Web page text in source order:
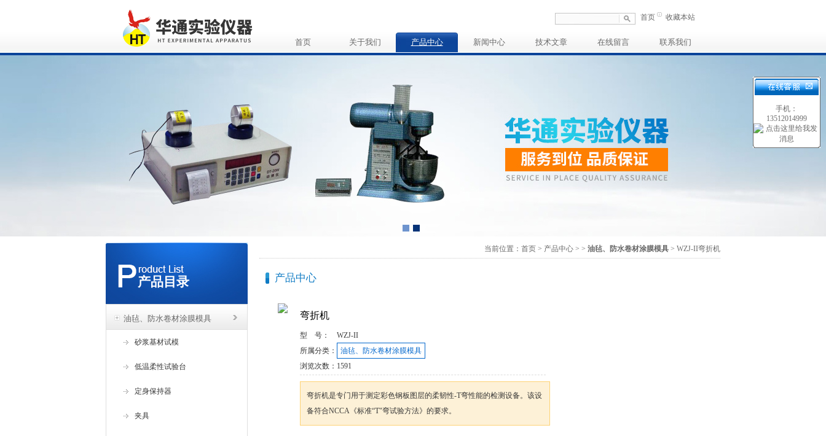
首页 收藏本站
首页 关于我们 产品中心 新闻中心 技术文章 在线留言 联系我们
产品目录
油毡、防水卷材涂膜模具
砂浆基材试模
低温柔性试验台
定身保持器
夹具
当前位置： 首页 > 产品中心 > > 油毡、防水卷材涂膜模具 > WZJ-II弯折机
产品中心
弯折机
型 号：
WZJ-II
所属分类：
油毡、防水卷材涂膜模具
浏览次数： 1591
弯折机是专门用于测定彩色钢板图层的柔韧性-T弯性能的检测设备。该设
备符合NCCA《标准“T"弯试验方法》的要求。
手机：
13512014999